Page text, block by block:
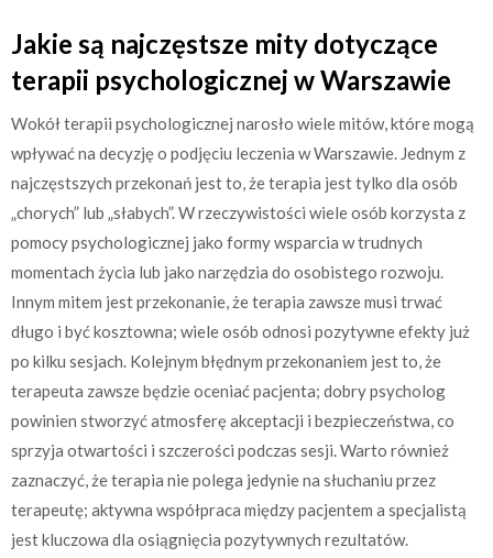
Jakie są najczęstsze mity dotyczące
terapii psychologicznej w Warszawie
Wokół terapii psychologicznej narosło wiele mitów, które mogą
wpływać na decyzję o podjęciu leczenia w Warszawie. Jednym z
najczęstszych przekonań jest to, że terapia jest tylko dla osób
„chorych” lub „słabych”. W rzeczywistości wiele osób korzysta z
pomocy psychologicznej jako formy wsparcia w trudnych
momentach życia lub jako narzędzia do osobistego rozwoju.
Innym mitem jest przekonanie, że terapia zawsze musi trwać
długo i być kosztowna; wiele osób odnosi pozytywne efekty już
po kilku sesjach. Kolejnym błędnym przekonaniem jest to, że
terapeuta zawsze będzie oceniać pacjenta; dobry psycholog
powinien stworzyć atmosferę akceptacji i bezpieczeństwa, co
sprzyja otwartości i szczerości podczas sesji. Warto również
zaznaczyć, że terapia nie polega jedynie na słuchaniu przez
terapeutę; aktywna współpraca między pacjentem a specjalistą
jest kluczowa dla osiągnięcia pozytywnych rezultatów.